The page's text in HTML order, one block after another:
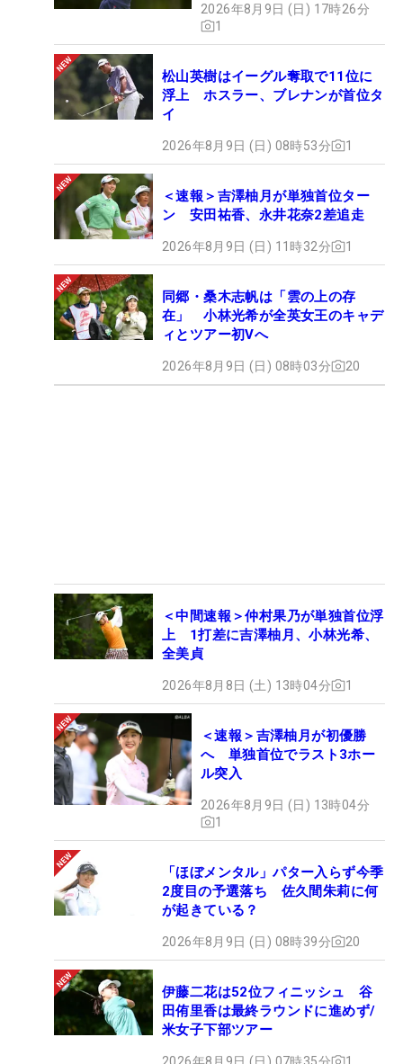
2026年8月9日 (日) 17時26分
1
松山英樹はイーグル奪取で11位に
浮上 ホスラー、ブレナンが首位タ
イ
2026年8月9日 (日) 08時53分 1
＜速報＞吉澤柚月が単独首位ター
ン 安田祐香、永井花奈2差追走
2026年8月9日 (日) 11時32分 1
同郷・桑木志帆は「雲の上の存
在」 小林光希が全英女王のキャデ
ィとツアー初Vへ
2026年8月9日 (日) 08時03分 20
＜中間速報＞仲村果乃が単独首位浮
上 1打差に吉澤柚月、小林光希、
全美貞
2026年8月8日 (土) 13時04分 1
＜速報＞吉澤柚月が初優勝
へ 単独首位でラスト3ホー
ル突入
2026年8月9日 (日) 13時04分
1
「ほぼメンタル」パター入らず今季
2度目の予選落ち 佐久間朱莉に何
が起きている？
2026年8月9日 (日) 08時39分 20
伊藤二花は52位フィニッシュ 谷
田侑里香は最終ラウンドに進めず/
米女子下部ツアー
2026年8月9日 (日) 07時35分 1